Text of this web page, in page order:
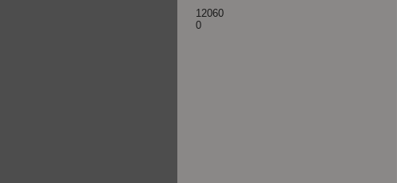
12060
0